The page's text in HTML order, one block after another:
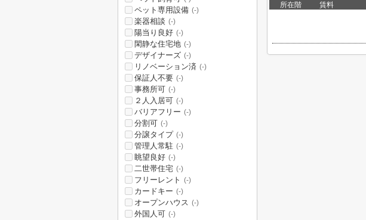
所在階 賃料
ペット専用設備 (-)
楽器相談 (-)
陽当り良好 (-)
閑静な住宅地 (-)
デザイナーズ (-)
リノベーション済 (-)
保証人不要 (-)
事務所可 (-)
２人入居可 (-)
バリアフリー (-)
分割可 (-)
分譲タイプ (-)
管理人常駐 (-)
眺望良好 (-)
二世帯住宅 (-)
フリーレント (-)
カードキー (-)
オープンハウス (-)
外国人可 (-)